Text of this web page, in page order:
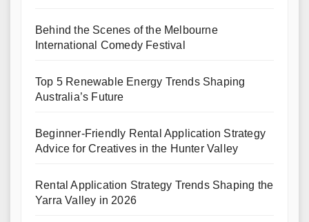
Behind the Scenes of the Melbourne
International Comedy Festival
Top 5 Renewable Energy Trends Shaping
Australia’s Future
Beginner-Friendly Rental Application Strategy
Advice for Creatives in the Hunter Valley
Rental Application Strategy Trends Shaping the
Yarra Valley in 2026